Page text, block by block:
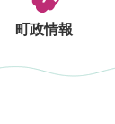
町政情報